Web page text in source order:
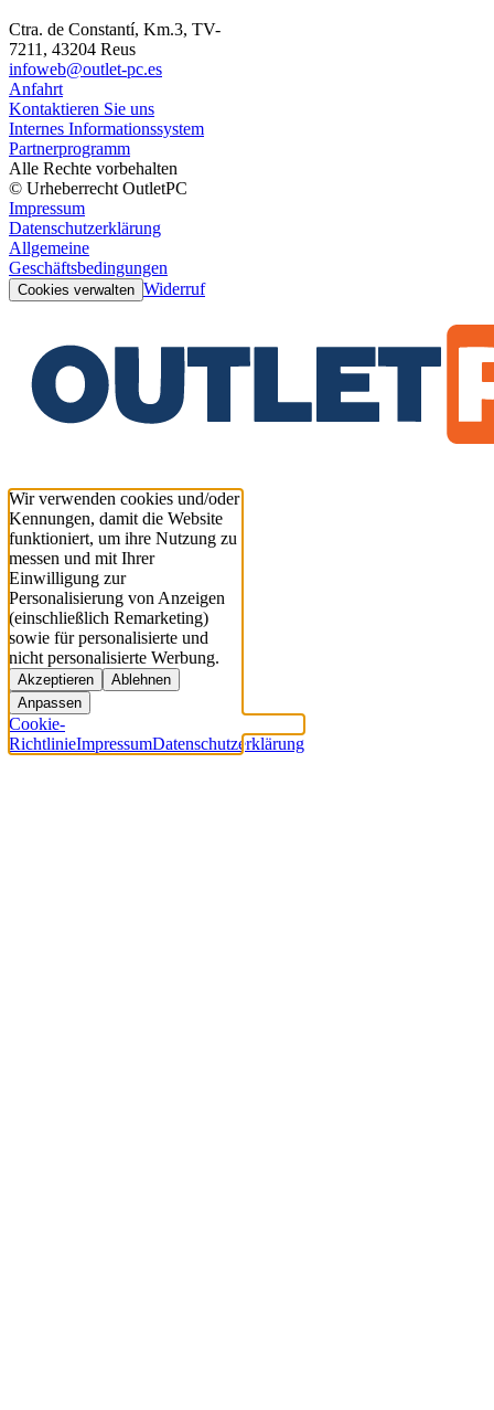
Ctra. de Constantí, Km.3, TV-
7211, 43204 Reus
infoweb@outlet-pc.es
Anfahrt
Kontaktieren Sie uns
Internes Informationssystem
Partnerprogramm
Alle Rechte vorbehalten
© Urheberrecht OutletPC
Impressum
Datenschutzerklärung
Allgemeine
Geschäftsbedingungen
Cookies verwalten Widerruf
Wir verwenden cookies und/oder
Kennungen, damit die Website
funktioniert, um ihre Nutzung zu
messen und mit Ihrer
Einwilligung zur
Personalisierung von Anzeigen
(einschließlich Remarketing)
sowie für personalisierte und
nicht personalisierte Werbung.
Akzeptieren
Ablehnen
Anpassen
Cookie-
RichtlinieImpressumDatenschutzerklärung